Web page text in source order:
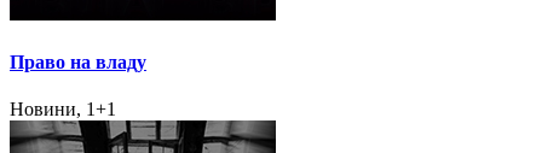
Право на владу
Новини, 1+1